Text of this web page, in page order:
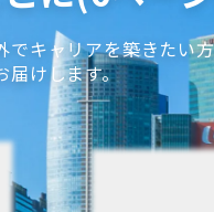
キャリアを築きたい
届けします。